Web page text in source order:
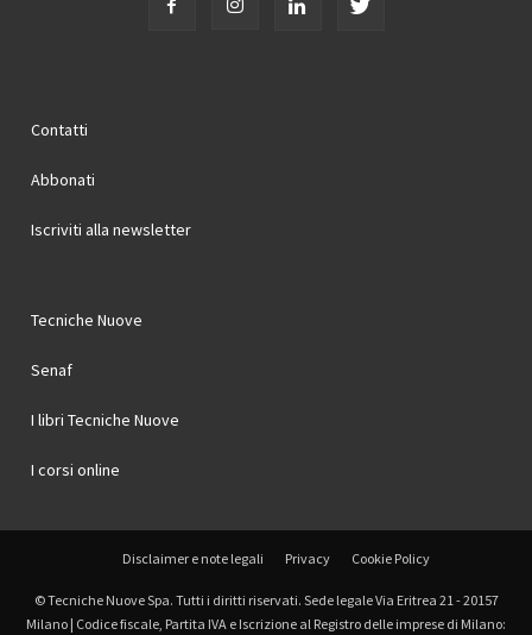
Contatti
Abbonati
Iscriviti alla newsletter
Tecniche Nuove
Senaf
I libri Tecniche Nuove
I corsi online
Disclaimer e note legali Privacy Cookie Policy
© Tecniche Nuove Spa. Tutti i diritti riservati. Sede legale Via Eritrea 21 - 20157
Milano | Codice fiscale, Partita IVA e Iscrizione al Registro delle imprese di Milano: